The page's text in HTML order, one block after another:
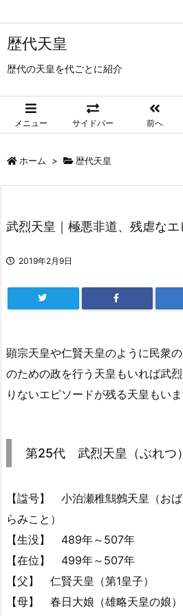
歴代天皇
歴代の天皇を代ごとに紹介
メニュー サイドバー 前へ
ホーム > 歴代天皇
武烈天皇｜極悪非道、残虐な
2019年2月9日
顕宗天皇や仁賢天皇のように民衆
のための政を行う天皇もいれば武
りないエピソードが残る天皇もいま
第25代 武烈天皇（ぶれつ）
【諡号】 小泊瀬稚鷦鷯天皇（お
らみこと）
【生没】 489年～507年
【在位】 499年～507年
【父】 仁賢天皇（第1皇子）
【母】 春日大娘（雄略天皇の娘）